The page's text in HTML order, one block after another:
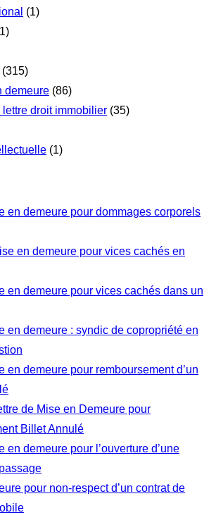
(1)
(315)
demeure (86)
lettre droit immobilier (35)
(1)
en demeure pour dommages corporels
en demeure pour vices cachés en
en demeure pour vices cachés dans un
en demeure : syndic de copropriété en
en demeure pour remboursement d’un
de Mise en Demeure pour
Billet Annulé
en demeure pour l’ouverture d’une
pour non-respect d’un contrat de